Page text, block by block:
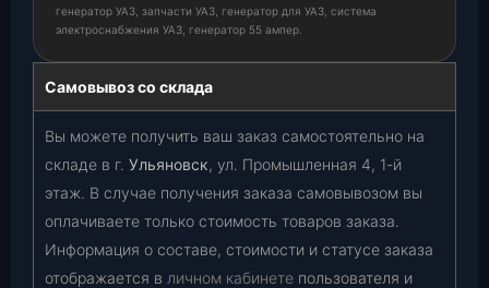
генератор УАЗ, запчасти УАЗ, генератор для УАЗ, система
электроснабжения УАЗ, генератор 55 ампер.
Самовывоз со склада
Вы можете получить ваш заказ самостоятельно на
складе в г. Ульяновск, ул. Промышленная 4, 1-й
этаж. В случае получения заказа самовывозом вы
оплачиваете только стоимость товаров заказа.
Информация о составе, стоимости и статусе заказа
отображается в личном кабинете пользователя и